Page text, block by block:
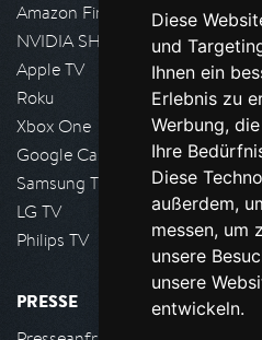
Diese
und
Ihnen ein
Erlebnis zu
Werbung,
Ihre
Diese
außerdem,
messen, um
unsere
unsere
entwickeln.
Amazon FireTV
NVIDIA SHIELD, Google TV
Apple TV
Roku
Xbox One
Google Cast
Samsung TV
LG TV
Philips TV
PRESSE